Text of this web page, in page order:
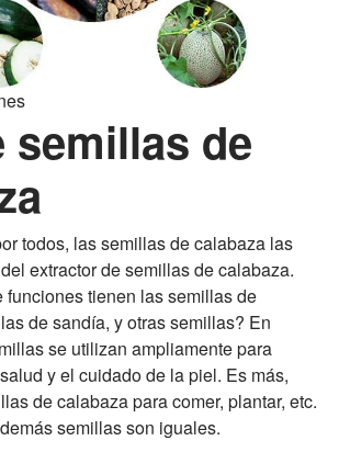
semillas de
todos, las semillas de calabaza las
extractor de semillas de calabaza.
funciones tienen las semillas de
de sandía, y otras semillas? En
se utilizan ampliamente para
y el cuidado de la piel. Es más,
de calabaza para comer, plantar, etc.
semillas son iguales.